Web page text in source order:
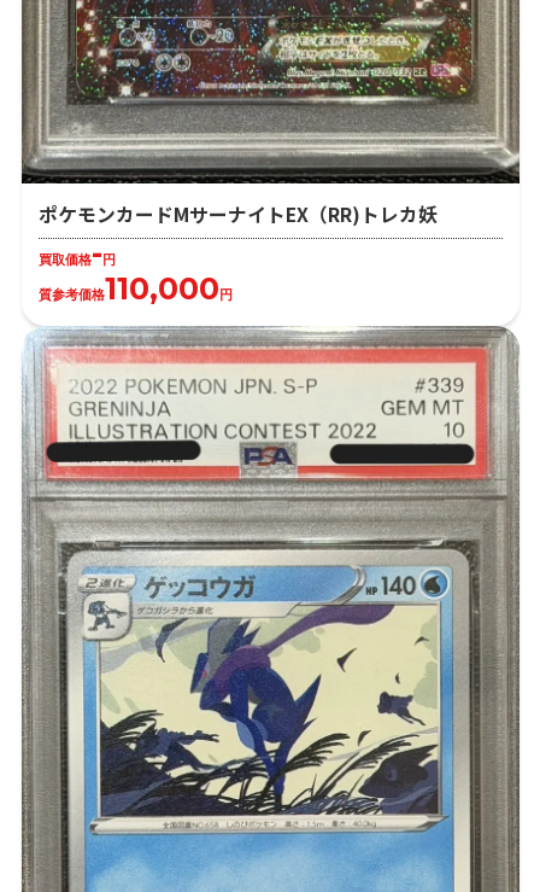
ポケモンカードMサーナイトEX（RR)トレカ妖
買取価格- 円
質参考価格110,000 円